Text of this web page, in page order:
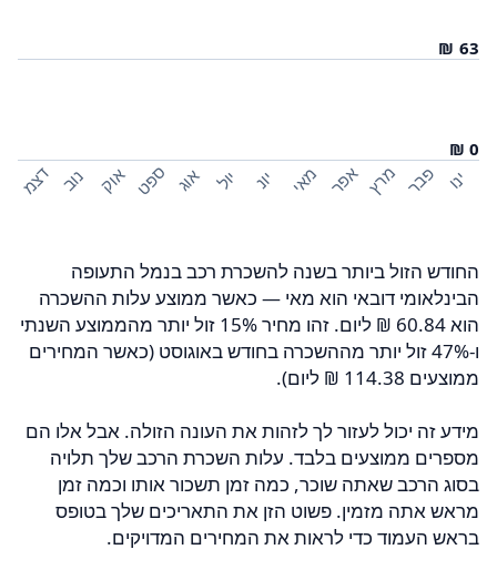
ינו פבר מרץ אפר מאי יונ יול אוג ספט אוק נוב דצמ
החודש הזול ביותר בשנה להשכרת רכב בנמל התעופה
הבינלאומי דובאי הוא מאי — כאשר ממוצע עלות ההשכרה
הוא ‏60.84 ‏₪ ליום. זהו מחיר 15% זול יותר מהממוצע השנתי
ו-47% זול יותר מההשכרה בחודש באוגוסט (כאשר המחירים
ממוצעים ‏114.38 ‏₪ ליום).
מידע זה יכול לעזור לך לזהות את העונה הזולה. אבל אלו הם
מספרים ממוצעים בלבד. עלות השכרת הרכב שלך תלויה
בסוג הרכב שאתה שוכר, כמה זמן תשכור אותו וכמה זמן
מראש אתה מזמין. פשוט הזן את התאריכים שלך בטופס
בראש העמוד כדי לראות את המחירים המדויקים.